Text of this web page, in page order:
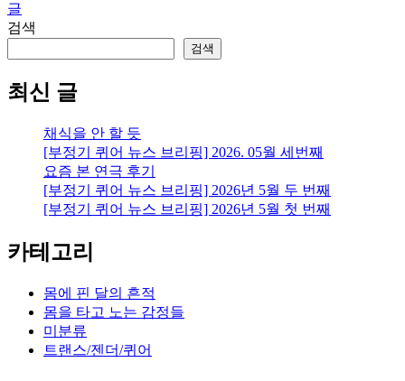
글
검색
검색
최신 글
채식을 안 할 듯
[부정기 퀴어 뉴스 브리핑] 2026. 05월 세번째
요즘 본 연극 후기
[부정기 퀴어 뉴스 브리핑] 2026년 5월 두 번째
[부정기 퀴어 뉴스 브리핑] 2026년 5월 첫 번째
카테고리
몸에 핀 달의 흔적
몸을 타고 노는 감정들
미분류
트랜스/젠더/퀴어